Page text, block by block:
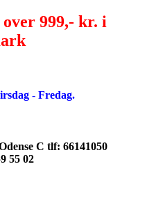
999,- kr. i
- Fredag.
C tlf: 66141050
55 02